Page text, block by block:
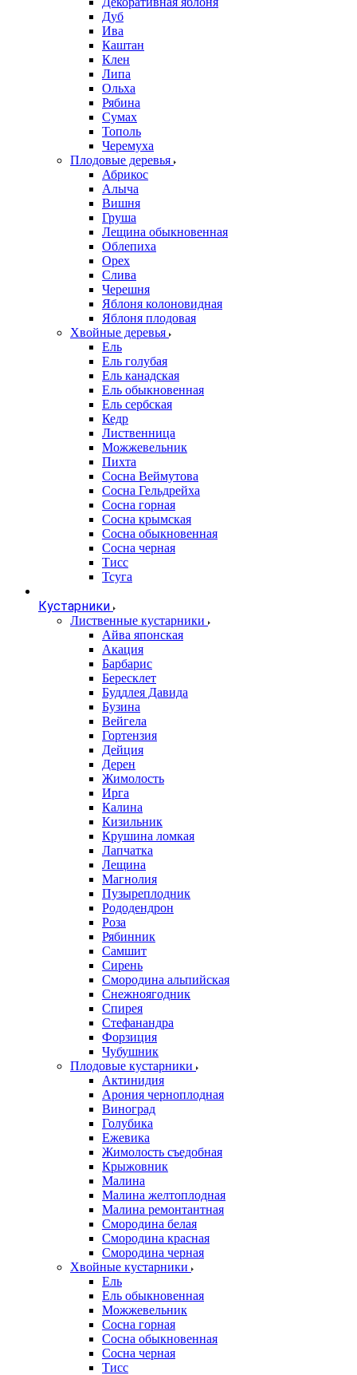
Дуб
Ива
Каштан
Клен
Липа
Ольха
Рябина
Сумах
Тополь
Черемуха
Плодовые деревья
Абрикос
Алыча
Вишня
Груша
Лещина обыкновенная
Облепиха
Орех
Слива
Черешня
Яблоня колоновидная
Яблоня плодовая
Хвойные деревья
Ель
Ель голубая
Ель канадская
Ель обыкновенная
Ель сербская
Кедр
Лиственница
Можжевельник
Пихта
Сосна Веймутова
Сосна Гельдрейха
Сосна горная
Сосна крымская
Сосна обыкновенная
Сосна черная
Тисс
Тсуга
Кустарники
Лиственные кустарники
Айва японская
Акация
Барбарис
Бересклет
Буддлея Давида
Бузина
Вейгела
Гортензия
Дейция
Дерен
Жимолость
Ирга
Калина
Кизильник
Крушина ломкая
Лапчатка
Лещина
Магнолия
Пузыреплодник
Рододендрон
Роза
Рябинник
Самшит
Сирень
Смородина альпийская
Снежноягодник
Спирея
Стефанандра
Форзиция
Чубушник
Плодовые кустарники
Актинидия
Арония черноплодная
Виноград
Голубика
Ежевика
Жимолость съедобная
Крыжовник
Малина
Малина желтоплодная
Малина ремонтантная
Смородина белая
Смородина красная
Смородина черная
Хвойные кустарники
Ель
Ель обыкновенная
Можжевельник
Сосна горная
Сосна обыкновенная
Сосна черная
Тисс